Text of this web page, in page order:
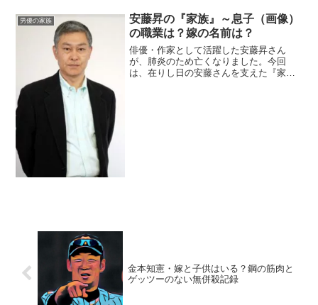
和48年〉4月3日身 長：178cm血液
型 ：B型家族構...
男優の家族
安藤昇の『家族』～息子（画像）
の職業は？嫁の名前は？
俳優・作家として活躍した安藤昇さん
が、肺炎のため亡くなりました。今回
は、在りし日の安藤さんを支えた『家
金本知憲・嫁と子供はいる？鋼の筋肉と
ゲッツーのない無併殺記録